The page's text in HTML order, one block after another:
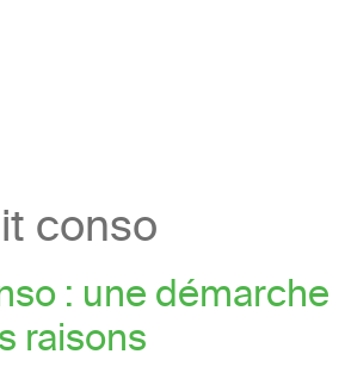
conso
: une démarche
raisons